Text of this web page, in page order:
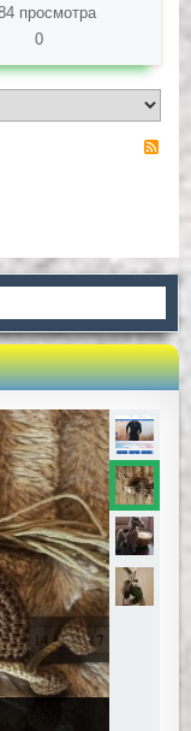
просмотра
0